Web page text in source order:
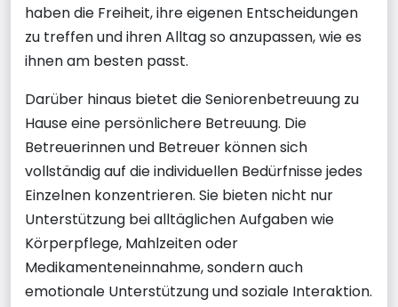
haben die Freiheit, ihre eigenen Entscheidungen
zu treffen und ihren Alltag so anzupassen, wie es
ihnen am besten passt.
Darüber hinaus bietet die Seniorenbetreuung zu
Hause eine persönlichere Betreuung. Die
Betreuerinnen und Betreuer können sich
vollständig auf die individuellen Bedürfnisse jedes
Einzelnen konzentrieren. Sie bieten nicht nur
Unterstützung bei alltäglichen Aufgaben wie
Körperpflege, Mahlzeiten oder
Medikamenteneinnahme, sondern auch
emotionale Unterstützung und soziale Interaktion.